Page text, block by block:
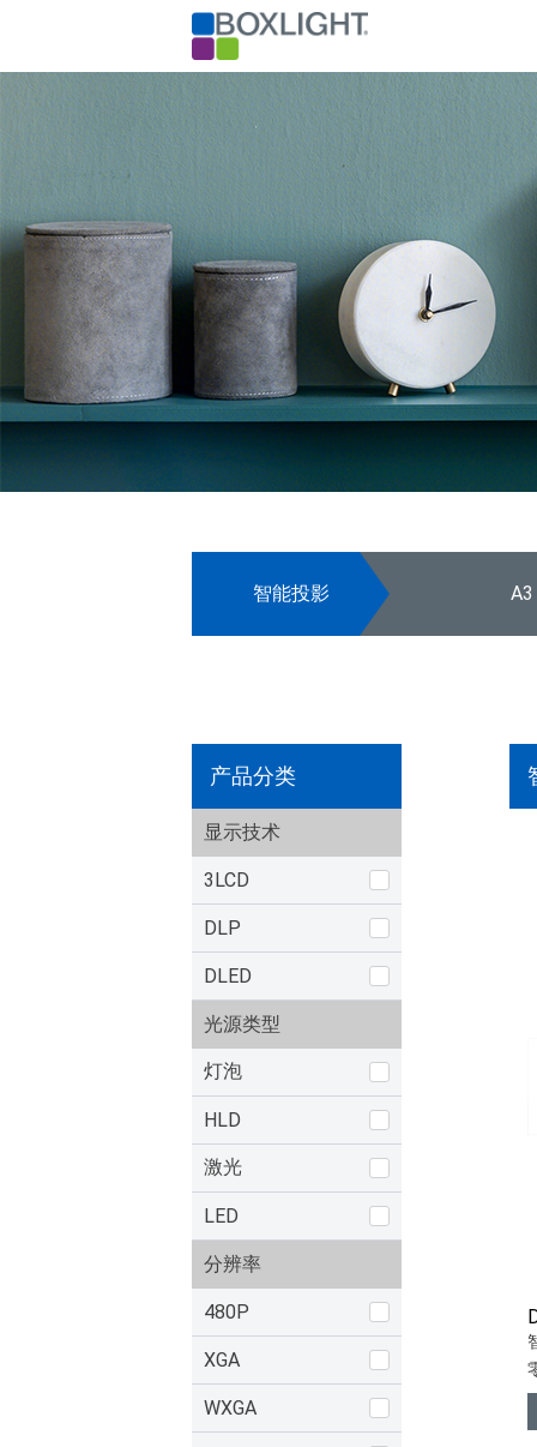
智能投影
产品分类
显示技术
3LCD
DLP
DLED
光源类型
灯泡
HLD
激光
LED
分辨率
480P
XGA
WXGA